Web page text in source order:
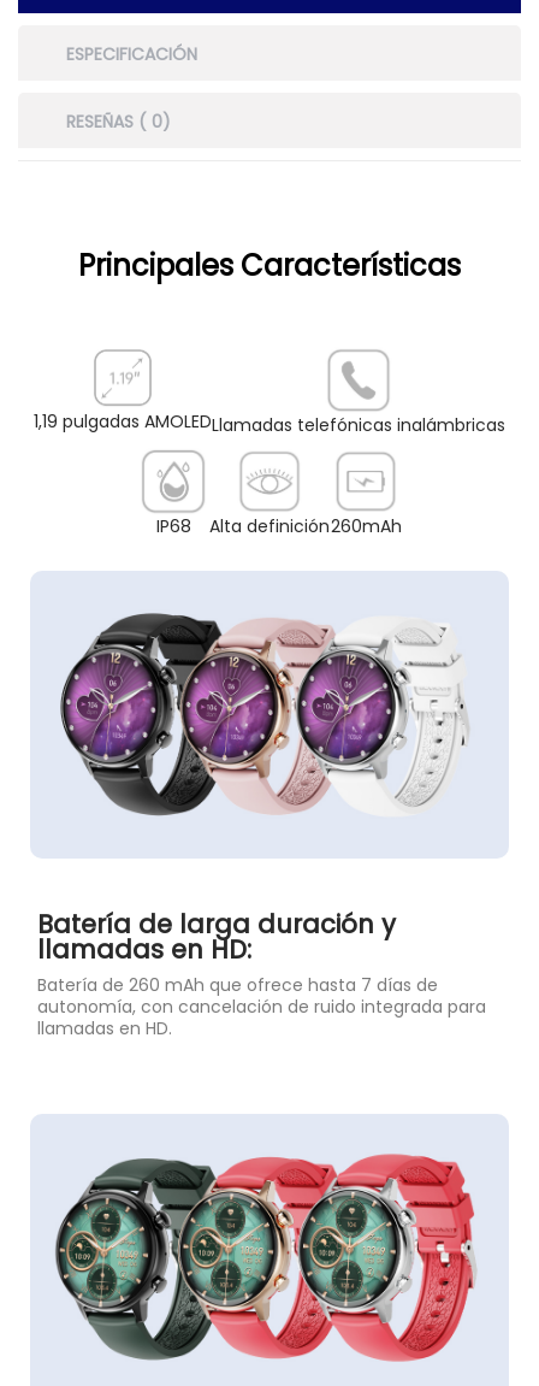
ESPECIFICACIÓN
RESEÑAS ( 0)
Principales Características
1,19 pulgadas AMOLEDLlamadas telefónicas inalámbricas
IP68 Alta definición260mAh
Batería de larga duración y
llamadas en HD:
Batería de 260 mAh que ofrece hasta 7 días de
autonomía, con cancelación de ruido integrada para
llamadas en HD.